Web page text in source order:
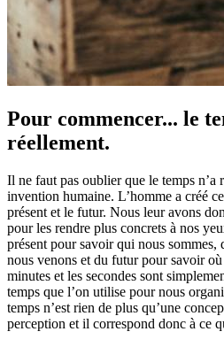
Pour commencer... le
réellement.
Il ne faut pas oublier que le temps n’a
invention humaine. L’homme a créé
présent et le futur. Nous leur avons
pour les rendre plus concrets à nos
présent pour savoir qui nous sommes,
nous venons et du futur pour savoir
minutes et les secondes sont
temps que l’on utilise pour nous
temps n’est rien de plus qu’une
perception et il correspond donc à ce